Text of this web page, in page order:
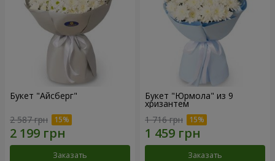
Букет "Айсберг"
2 587 грн
Заказать
Букет "Юрмола" из 9
хризантем
1 716 грн
Заказать